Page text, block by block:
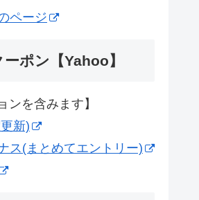
ページ
ポン【Yahoo】
ンを含みます】
新)
ス(まとめてエントリー)